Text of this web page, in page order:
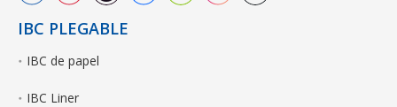
IBC PLEGABLE
IBC de papel
IBC Liner